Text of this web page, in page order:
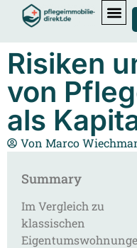
Risiken
von
als
Von Marco
Summary
Im Vergleich zu
klassischen